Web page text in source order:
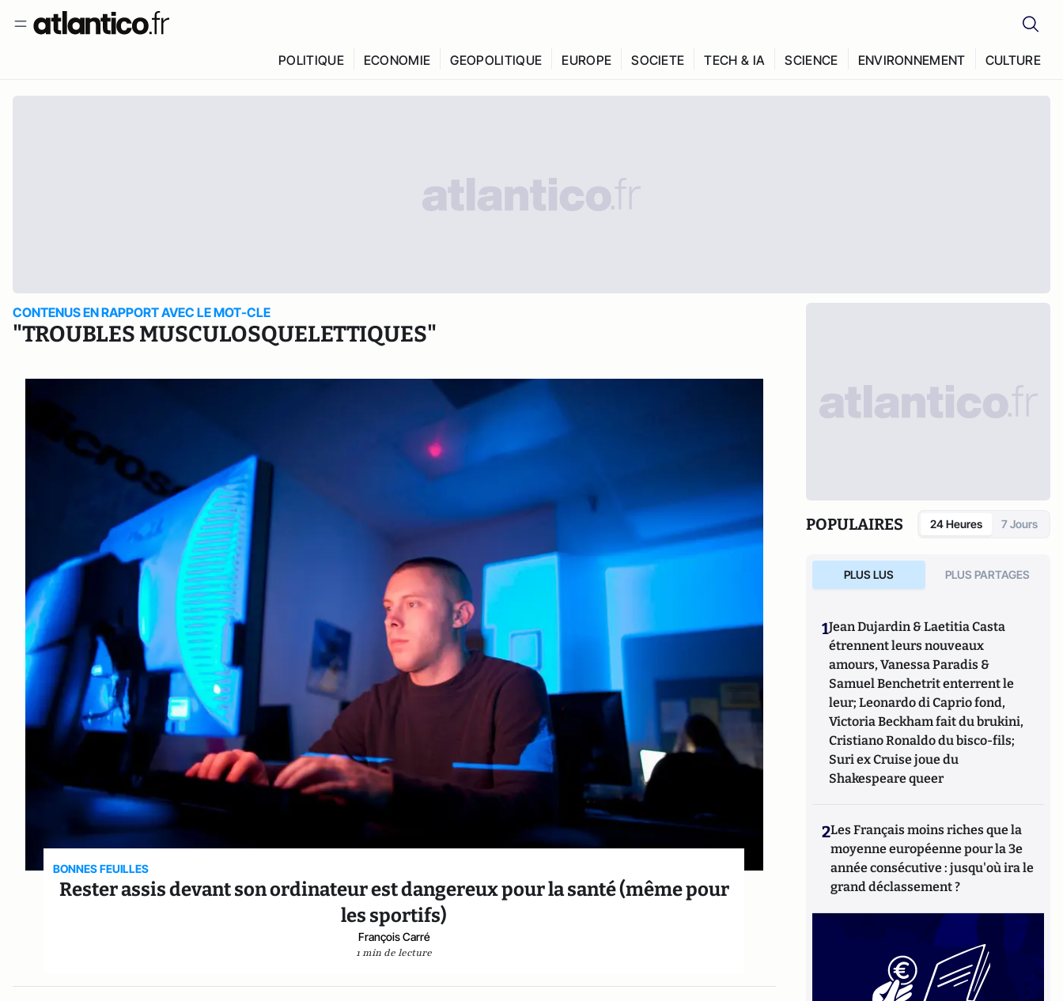
POLITIQUE ECONOMIE GEOPOLITIQUE EUROPE SOCIETE TECH & IA SCIENCE ENVIRONNEMENT CULTURE
CONTENUS EN RAPPORT AVEC LE MOT-CLE
"TROUBLES MUSCULOSQUELETTIQUES"
BONNES FEUILLES
Rester assis devant son ordinateur est dangereux pour la santé (même pour
les sportifs)
François Carré
1 min de lecture
POPULAIRES 24 Heures 7 Jours
PLUS LUS PLUS PARTAGES
1Jean Dujardin & Laetitia Casta
étrennent leurs nouveaux
amours, Vanessa Paradis &
Samuel Benchetrit enterrent le
leur; Leonardo di Caprio fond,
Victoria Beckham fait du brukini,
Cristiano Ronaldo du bisco-fils;
Suri ex Cruise joue du
Shakespeare queer
2Les Français moins riches que la
moyenne européenne pour la 3e
année consécutive : jusqu'où ira le
grand déclassement ?